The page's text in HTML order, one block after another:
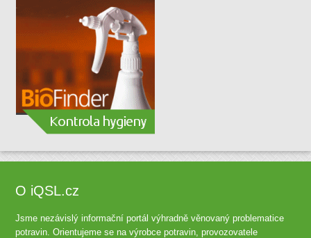
O iQSL.cz
Jsme nezávislý informační portál výhradně věnovaný problematice
potravin. Orientujeme se na výrobce potravin, provozovatele